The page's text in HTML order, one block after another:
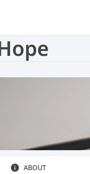
info ABOUT